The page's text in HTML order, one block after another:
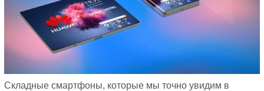
Складные смартфоны, которые мы точно увидим в